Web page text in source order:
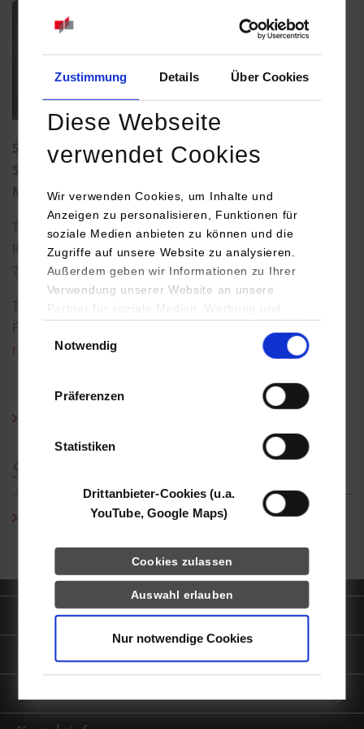
Zustimmung Details Über Cookies
Diese Webseite
verwendet Cookies
Wir verwenden Cookies, um Inhalte und
Anzeigen zu personalisieren, Funktionen für
soziale Medien anbieten zu können und die
Zugriffe auf unsere Website zu analysieren.
Außerdem geben wir Informationen zu Ihrer
Verwendung unserer Website an unsere
Partner für soziale Medien, Werbung und
YouTube, Google Maps) führen diese
Daten zusammen, die Sie ihnen bereitgestellt
haben oder die sie im Rahmen Ihrer Nutzung
Notwendig
Präferenzen
Statistiken
Drittanbieter-Cookies (u.a.
YouTube, Google Maps)
Cookies zulassen
Auswahl erlauben
Nur notwendige Cookies
Studiengangsleiter BWL-Handel I und
Studiengangsleiter BWL-Digital Commerce
Management
Theodor-Heuss-Straße 2
Raum: 116
70174 Stuttgart
0711/1849-830
Fax: 0711/1849-831
ralf.oppermann@dhbw-stuttgart.de
Studiengangssekretariat
Regine Hersmann/ Tel.: 0711/1849-829/ E-Mail:
Quicklinks
Informationen für